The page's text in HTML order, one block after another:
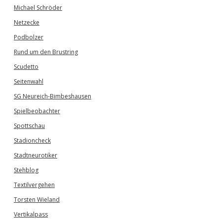
Michael Schröder
Netzecke
Podbolzer
Rund um den Brustring
Scudetto
Seitenwahl
SG Neureich-Bimbeshausen
Spielbeobachter
Spottschau
Stadioncheck
Stadtneurotiker
Stehblog
Textilvergehen
Torsten Wieland
Vertikalpass